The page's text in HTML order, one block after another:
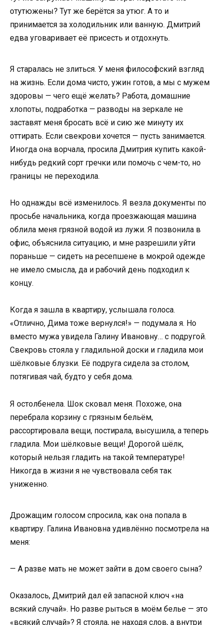
отутюжены? Тут же берётся за утюг. А то и
принимается за холодильник или ванную. Дмитрий
едва уговаривает её присесть и отдохнуть.
Я старалась не злиться. У меня философский взгляд
на жизнь. Если дома чисто, ужин готов, а мы с мужем
здоровы — чего ещё желать? Работа, домашние
хлопоты, подработка — разводы на зеркале не
заставят меня бросать всё и сию же минуту их
оттирать. Если свекрови хочется — пусть занимается.
Иногда она ворчала, просила Дмитрия купить какой-
нибудь редкий сорт гречки или помочь с чем-то, но
границы не переходила.
Но однажды всё изменилось. Я везла документы по
просьбе начальника, когда проезжающая машина
облила меня грязной водой из лужи. Я позвонила в
офис, объяснила ситуацию, и мне разрешили уйти
пораньше — сидеть на ресепшене в мокрой одежде
не имело смысла, да и рабочий день подходил к
концу.
Когда я зашла в квартиру, услышала голоса.
«Отлично, Дима тоже вернулся!» — подумала я. Но
вместо мужа увидела Галину Ивановну… с подругой.
Свекровь стояла у гладильной доски и гладила мои
шёлковые блузки. Её подруга сидела за столом,
потягивая чай, будто у себя дома.
Я остолбенела. Шок сковал меня. Похоже, она
перебрала корзину с грязным бельём,
рассортировала вещи, постирала, высушила, а теперь
гладила. Мои шёлковые вещи! Дорогой шёлк,
который нельзя гладить на такой температуре!
Никогда в жизни я не чувствовала себя так
униженно.
Дрожащим голосом спросила, как она попала в
квартиру. Галина Ивановна удивлённо посмотрела на
меня:
— А разве мать не может зайти в дом своего сына?
Оказалось, Дмитрий дал ей запасной ключ «на
всякий случай». Но разве рыться в моём белье — это
«всякий случай»? Я стояла, не находя слов, а внутри